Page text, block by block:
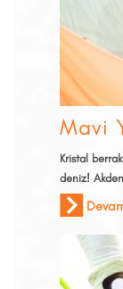
Mavi
Kristal
deniz!